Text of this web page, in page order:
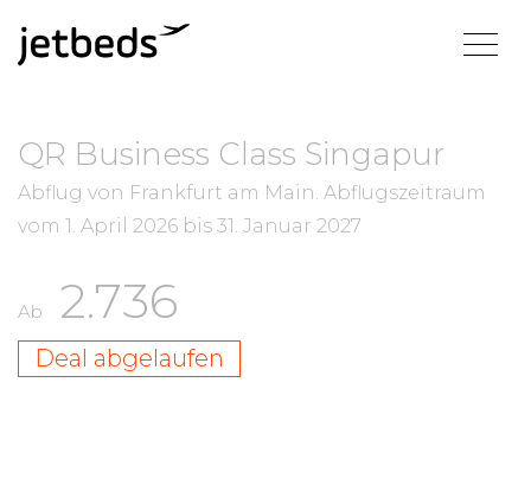
QR Business Class Singapur
Abflug von Frankfurt am Main. Abflugszeitraum
vom 1. April 2026 bis 31. Januar 2027
Ab 2.736
Deal abgelaufen